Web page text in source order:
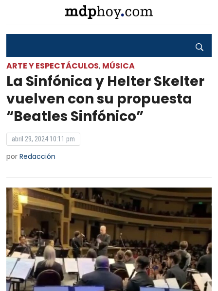
ARTE Y ESPECTÁCULOS, MÚSICA
La Sinfónica y Helter Skelter
vuelven con su propuesta
“Beatles Sinfónico”
abril 29, 2024 10:11 pm
porRedacción